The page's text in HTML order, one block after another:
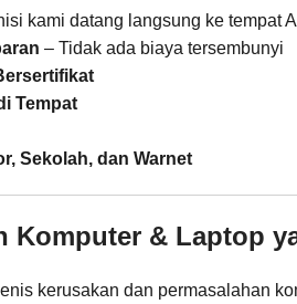
kami datang langsung ke tempat
– Tidak ada biaya tersembunyi
Tempat
Sekolah, dan Warnet
Komputer & Laptop
kerusakan dan permasalahan